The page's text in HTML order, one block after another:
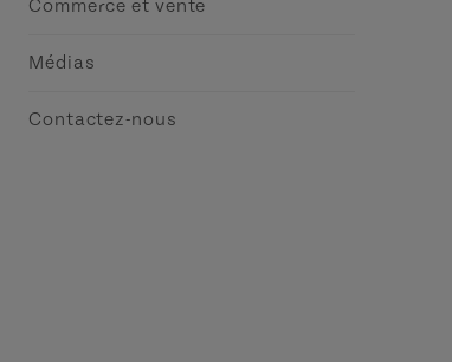
Commerce et vente
Médias
Contactez-nous